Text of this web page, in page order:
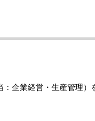
企業経営・生産管理）